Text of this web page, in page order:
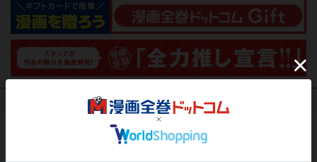
（関連商品を含む）
この作品にはまだレビューがありません。 今後読まれる